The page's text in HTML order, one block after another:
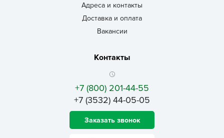
Адреса и контакты
Доставка и оплата
Вакансии
Контакты
+7 (800) 201-44-55
+7 (3532) 44-05-05
Заказать звонок